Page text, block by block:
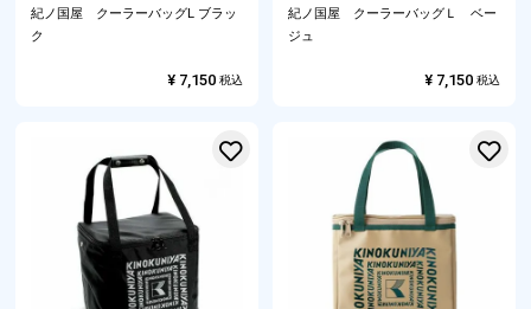
紀ノ国屋 クーラーバッグL ブラッ
ク
¥ 7,150 税込
紀ノ国屋 クーラーバッグＬ ベー
ジュ
¥ 7,150 税込
お気に入りに登録する